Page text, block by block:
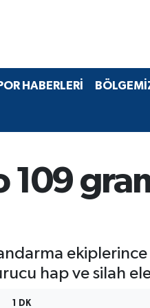
HABERLERİ
109
hap ve silah
1 DK